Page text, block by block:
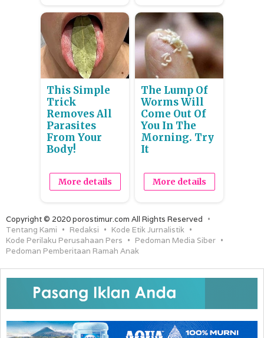
This Simple
Trick
Removes All
Parasites
From Your
Body!
More details
The Lump Of
Worms Will
Come Out Of
You In The
Morning. Try
It
More details
Copyright © 2020 porostimur.com All Rights Reserved
Tentang Kami
Redaksi
Kode Etik Jurnalistik
Kode Perilaku Perusahaan Pers
Pedoman Media Siber
Pedoman Pemberitaan Ramah Anak